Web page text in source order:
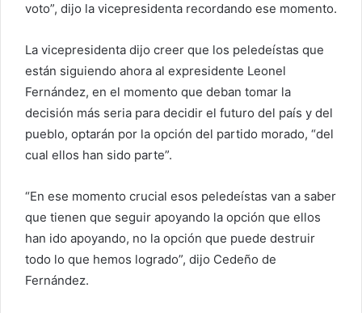
voto”, dijo la vicepresidenta recordando ese momento.
La vicepresidenta dijo creer que los peledeístas que
están siguiendo ahora al expresidente Leonel
Fernández, en el momento que deban tomar la
decisión más seria para decidir el futuro del país y del
pueblo, optarán por la opción del partido morado, “del
cual ellos han sido parte”.
“En ese momento crucial esos peledeístas van a saber
que tienen que seguir apoyando la opción que ellos
han ido apoyando, no la opción que puede destruir
todo lo que hemos logrado”, dijo Cedeño de
Fernández.